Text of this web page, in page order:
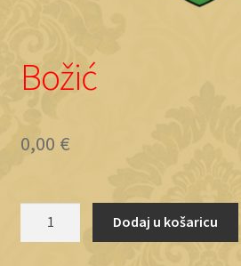
Božić
0,00 €
Dodaj u košaricu